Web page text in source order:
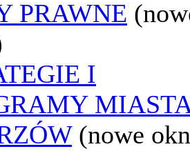
PRAWNE
I
(nowe